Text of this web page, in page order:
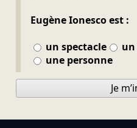
Eugène Ionesco est :
un spectacle
une personne
Je